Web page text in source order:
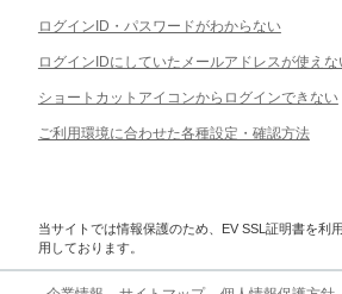
ログインID・パスワードがわからない
ログインIDにしていたメールアドレスが使えな
ショートカットアイコンからログインできない
ご利用環境に合わせた各種設定・確認方法
当サイトでは情報保護のため、EV SSL証明書を利
用しております。